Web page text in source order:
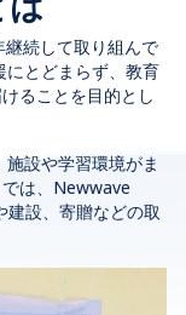
続して取り組んで
にとどまらず、教育
ることを目的とし
設や学習環境がま
は、Newwave
設、寄贈などの取